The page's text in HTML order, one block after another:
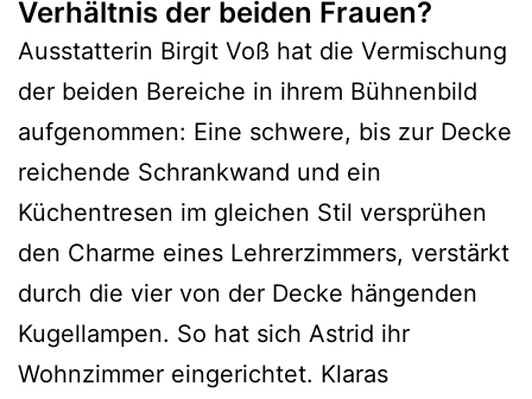
Verhältnis der beiden Frauen?
Ausstatterin Birgit Voß hat die Vermischung
der beiden Bereiche in ihrem Bühnenbild
aufgenommen: Eine schwere, bis zur Decke
reichende Schrankwand und ein
Küchentresen im gleichen Stil versprühen
den Charme eines Lehrerzimmers, verstärkt
durch die vier von der Decke hängenden
Kugellampen. So hat sich Astrid ihr
Wohnzimmer eingerichtet. Klaras